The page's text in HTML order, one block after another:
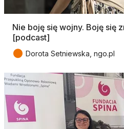
Nie boję się wojny. Boję się
[podcast]
● Dorota Setniewska, ngo.pl